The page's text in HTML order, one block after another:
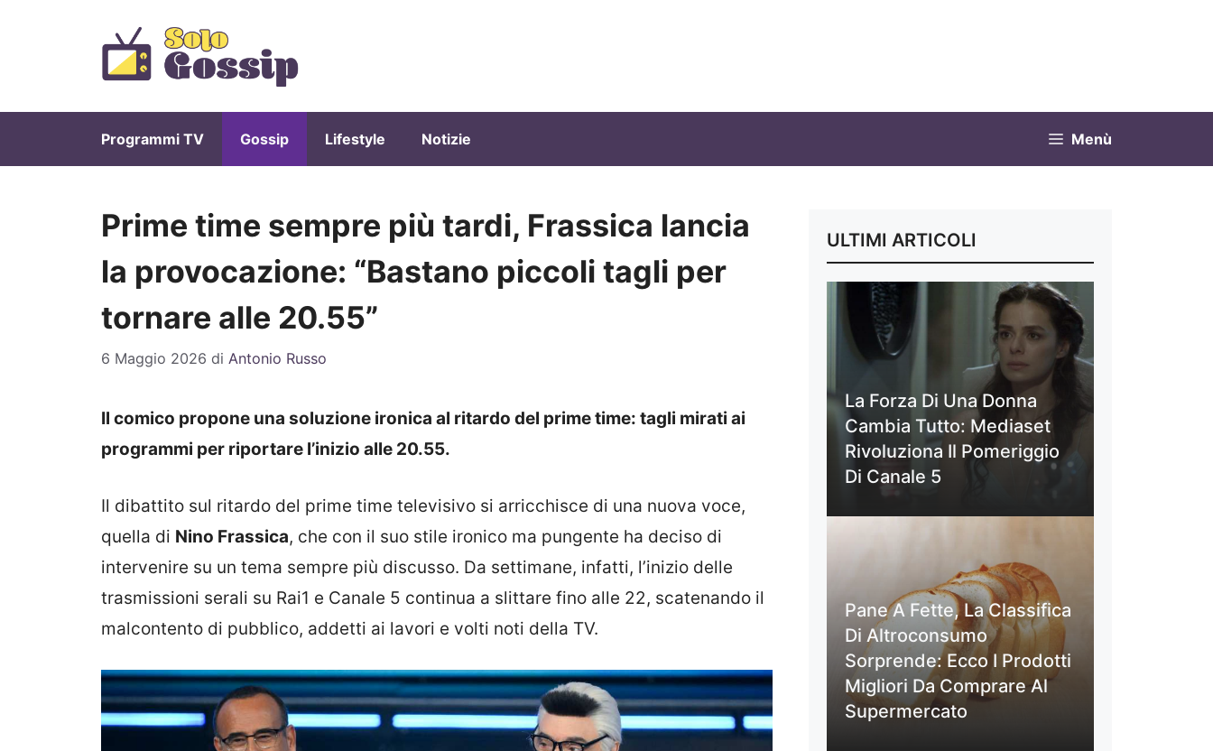
Programmi TV Gossip Lifestyle Notizie Menù
Prime time sempre più tardi, Frassica lancia
la provocazione: “Bastano piccoli tagli per
tornare alle 20.55”
6 Maggio 2026 di Antonio Russo
Il comico propone una soluzione ironica al ritardo del prime time: tagli mirati ai
programmi per riportare l’inizio alle 20.55.
Il dibattito sul ritardo del prime time televisivo si arricchisce di una nuova voce,
quella di Nino Frassica, che con il suo stile ironico ma pungente ha deciso di
intervenire su un tema sempre più discusso. Da settimane, infatti, l’inizio delle
trasmissioni serali su Rai1 e Canale 5 continua a slittare fino alle 22, scatenando il
malcontento di pubblico, addetti ai lavori e volti noti della TV.
ULTIMI ARTICOLI
La Forza Di Una Donna
Cambia Tutto: Mediaset
Rivoluziona Il Pomeriggio
Di Canale 5
Pane A Fette, La Classifica
Di Altroconsumo
Sorprende: Ecco I Prodotti
Migliori Da Comprare Al
Supermercato